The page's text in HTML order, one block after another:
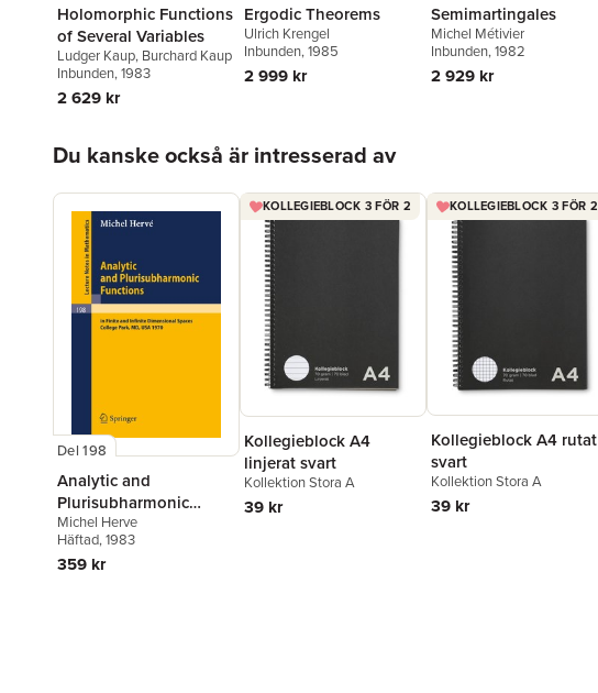
Holomorphic Functions
of Several Variables
Ludger Kaup, Burchard Kaup
Inbunden, 1983
2 629 kr
Ergodic Theorems
Ulrich Krengel
Inbunden, 1985
2 999 kr
Semimartingales
Michel Métivier
Inbunden, 1982
2 929 kr
Du kanske också är intresserad av
Del 198
Analytic and
Plurisubharmonic
Functions
Michel Herve
Häftad, 1983
359 kr
KOLLEGIEBLOCK 3 FÖR 2
Kollegieblock A4
linjerat svart
Kollektion Stora A
39 kr
KOLLEGIEBLOCK 3 FÖR 2
Kollegieblock A4 rutat
svart
Kollektion Stora A
39 kr